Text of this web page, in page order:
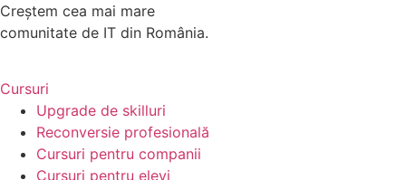
Creștem cea mai mare
comunitate de IT din România.
Cursuri
Upgrade de skilluri
Reconversie profesională
Cursuri pentru companii
Cursuri pentru elevi